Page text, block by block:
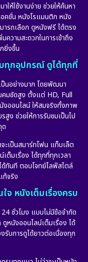
ห้ใช้งานง่าย ช่วยให้ค้นหา
อคชั่น หนังโรแมนติก หนัง
รถเลือก ดูหนังฟรี ได้ตรง
ความสะดวกในการเข้าถึง
ยิ่งขึ้น
ทุกอุปกรณ์ ดูได้ทุกที่
นอย่างมาก โดยพัฒนา
คมชัดสูง ตั้งแต่ HD, Full
ออนไลน์ ให้สมจริงทั้งภาพ
ง ช่วยให้การรับชมเป็นไป
ด
เป็นสมาร์ทโฟน แท็บเล็ต
ต็มเรื่อง ได้ทุกที่ทุกเวลา
ทันที ตอบโจทย์ไลฟ์สไตล์
ท้จริง
จ หนังเต็มเรื่องครบ
ชั่วโมง แบบไม่มีข้อจำกัด
หนังออนไลน์เต็มเรื่อง ได้
รับการดูได้ยาวต่อเนื่องทุก